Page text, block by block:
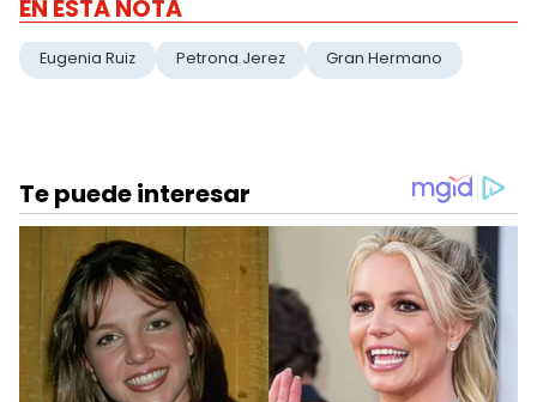
EN ESTA NOTA
Eugenia Ruiz Petrona Jerez Gran Hermano